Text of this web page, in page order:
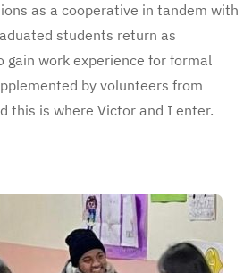
as a cooperative in tandem with
students return as
gain work experience for formal
by volunteers from
this is where Victor and I enter.